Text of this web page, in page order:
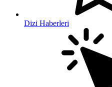
Dizi Haberleri